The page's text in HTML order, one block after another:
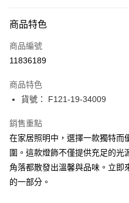
信用卡一次付款
LINE Pay
街口支付
悠遊付
Google Pay
全盈+PAY
AFTEE先享後付
商品特色
商品編號
11836189
商品特色
貨號： F121-19-34009
銷售重點
在家居照明中，選擇一款獨特而
圍。這款燈飾不僅提供充足的光
角落都散發出溫馨與品味。立即
的一部分。